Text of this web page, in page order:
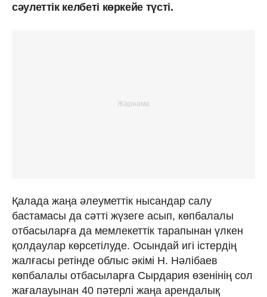
сәулеттік келбеті көркейе түсті.
Қалада жаңа әлеуметтік нысандар салу
бастамасы да сәтті жүзеге асып, көпбалалы
отбасыларға да мемлекеттік тарапынан үлкен
қолдаулар көрсетілуде. Осындай игі істердің
жалғасы ретінде облыс әкімі Н. Нәлібаев
көпбалалы отбасыларға Сырдария өзенінің сол
жағалауынан 40 пәтерлі жаңа арендалық